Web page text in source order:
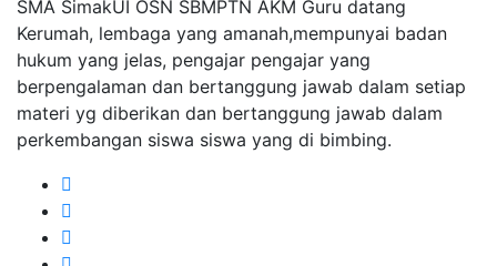
SMA SimakUI OSN SBMPTN AKM Guru datang
Kerumah, lembaga yang amanah,mempunyai badan
hukum yang jelas, pengajar pengajar yang
berpengalaman dan bertanggung jawab dalam setiap
materi yg diberikan dan bertanggung jawab dalam
perkembangan siswa siswa yang di bimbing.